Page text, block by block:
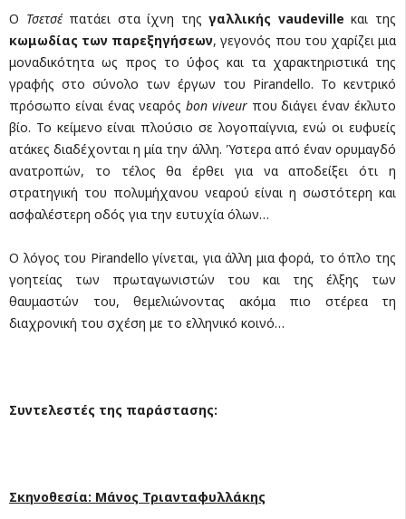
O Τσετσέπατάει στα ίχνη τηςγαλλικής vaudeville και της
κωμωδίας των παρεξηγήσεων, γεγονός που του χαρίζει μια
μοναδικότητα ως προς το ύφος και τα χαρακτηριστικά της
γραφής στο σύνολο των έργων του Pirandello. Το κεντρικό
πρόσωπο είναι ένας νεαρόςbon viveurπου διάγει έναν έκλυτο
βίο. Το κείμενο είναι πλούσιο σε λογοπαίγνια, ενώ οι ευφυείς
ατάκες διαδέχονται η μία την άλλη. Ύστερα από έναν ορυμαγδό
ανατροπών, το τέλος θα έρθει για να αποδείξει ότι η
στρατηγική του πολυμήχανου νεαρού είναι η σωστότερη και
ασφαλέστερη οδός για την ευτυχία όλων…
Ο λόγος του Pirandello γίνεται, για άλλη μια φορά, το όπλο της
γοητείας των πρωταγωνιστών του και της έλξης των
θαυμαστών του, θεμελιώνοντας ακόμα πιο στέρεα τη
διαχρονική του σχέση με το ελληνικό κοινό…
Συντελεστές της παράστασης:
Σκηνοθεσία: Μάνος Τριανταφυλλάκης